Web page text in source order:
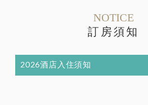
NOTICE
訂房須知
2026酒店入住須知